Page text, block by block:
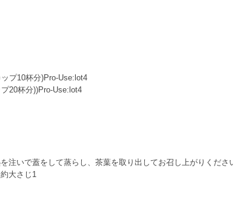
プ10杯分)Pro-Use:lot4
20杯分))Pro-Use:lot4
注いで蓋をして蒸らし、茶葉を取り出してお召し上がりくださ
大さじ1